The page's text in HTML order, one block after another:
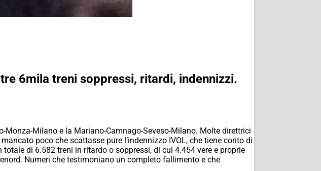
6mila treni soppressi, ritardi, indennizzi.
Monza-Milano e la Mariano-Camnago-Seveso-Milano. Molte direttrici
poco che scattasse pure l’indennizzo IVOL, che tiene conto di
di 6.582 treni in ritardo o soppressi, di cui 4.454 vere e proprie
Numeri che testimoniano un completo fallimento e che